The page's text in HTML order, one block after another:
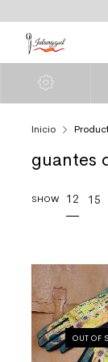
Inicio
guantes
SHOW 12 15
OUT OF